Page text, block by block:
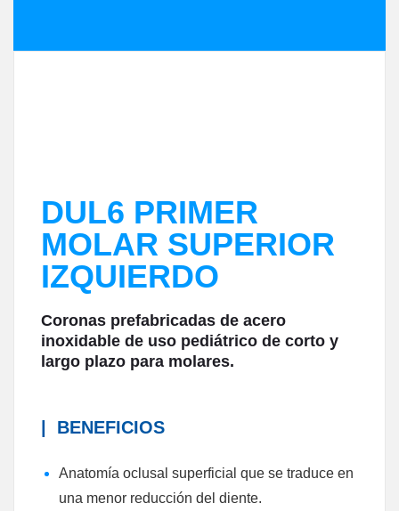
DUL6 PRIMER
MOLAR SUPERIOR
IZQUIERDO
Coronas prefabricadas de acero
inoxidable de uso pediátrico de corto y
largo plazo para molares.
BENEFICIOS
Anatomía oclusal superficial que se traduce en
una menor reducción del diente.